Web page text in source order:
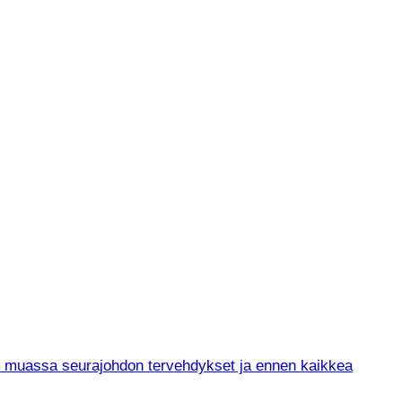
seurajohdon tervehdykset ja ennen kaikkea